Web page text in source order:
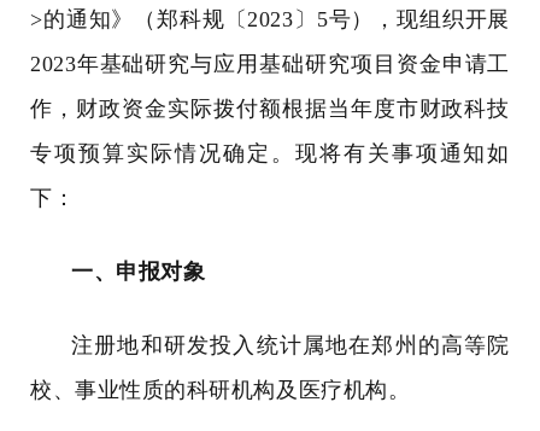
>的通知》（郑科规〔2023 〕 5号），现组织开展
2023年基础研究与应用基础研究项目资金申请工
作，财政资金实际拨付额根据当年度市财政科技
专项预算实际情况确定。现将有关事项通知如
下：
一、申报对象
注册地和研发投入统计属地在郑州的高等院
校、事业性质的科研机构及医疗机构。